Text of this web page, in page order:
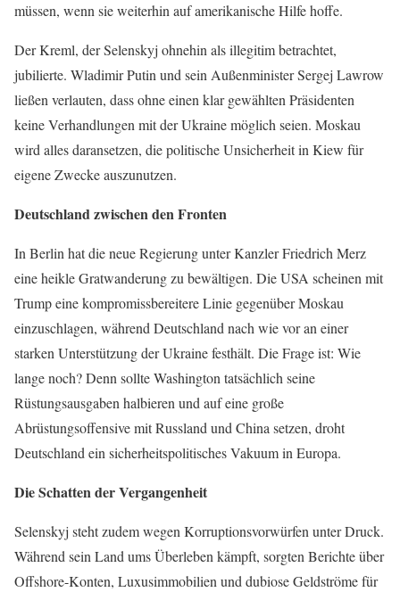
müssen, wenn sie weiterhin auf amerikanische Hilfe hoffe.
Der Kreml, der Selenskyj ohnehin als illegitim betrachtet,
jubilierte. Wladimir Putin und sein Außenminister Sergej Lawrow
ließen verlauten, dass ohne einen klar gewählten Präsidenten
keine Verhandlungen mit der Ukraine möglich seien. Moskau
wird alles daransetzen, die politische Unsicherheit in Kiew für
eigene Zwecke auszunutzen.
Deutschland zwischen den Fronten
In Berlin hat die neue Regierung unter Kanzler Friedrich Merz
eine heikle Gratwanderung zu bewältigen. Die USA scheinen mit
Trump eine kompromissbereitere Linie gegenüber Moskau
einzuschlagen, während Deutschland nach wie vor an einer
starken Unterstützung der Ukraine festhält. Die Frage ist: Wie
lange noch? Denn sollte Washington tatsächlich seine
Rüstungsausgaben halbieren und auf eine große
Abrüstungsoffensive mit Russland und China setzen, droht
Deutschland ein sicherheitspolitisches Vakuum in Europa.
Die Schatten der Vergangenheit
Selenskyj steht zudem wegen Korruptionsvorwürfen unter Druck.
Während sein Land ums Überleben kämpft, sorgten Berichte über
Offshore-Konten, Luxusimmobilien und dubiose Geldströme für